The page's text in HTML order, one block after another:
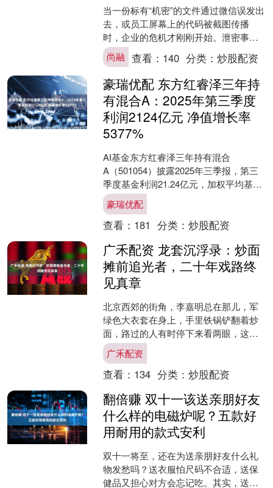
当一份标有“机密”的文件通过微信误发出
去，或员工屏幕上的代码被截图传播
时，企业的危机才刚刚开始。泄密事件
发生后的处置，是一场与时间赛跑的战
役。本文将深入探讨泄密....
尚融 查看： 140 分类：炒股配资
豪瑞优配 东方红睿泽三年持
有混合A：2025年第三季度
利润2124亿元 净值增长率
5377%
AI基金东方红睿泽三年持有混合
A（501054）披露2025年三季报，第三
季度基金利润21.24亿元，加权平均基金
份额本期利润0.4686元。报告期内，基
金净值....
豪瑞优配
查看： 181 分类： 炒股配资
广禾配资 龙套沉浮录：炒面
摊前追光者，二十年戏路终
见真章
北京西郊的街角，李嘉明总在那儿，军
绿色大衣套在身上，手里铁锅铲翻着炒
面，路过的人有时停下来看两眼，这不
是毛猴吗，他不答话，只管把面条炒得
滋滋响。 16岁揣着两百....
广禾配资
查看： 134 分类： 炒股配资
翻倍赚 双十一该送亲朋好友
什么样的电磁炉呢？五款好
用耐用的款式安利
双十一将至，还在为送亲朋好友什么礼
物发愁吗？送衣服怕尺码不合适，送保
健品又担心对方会忘记吃。其实，送能